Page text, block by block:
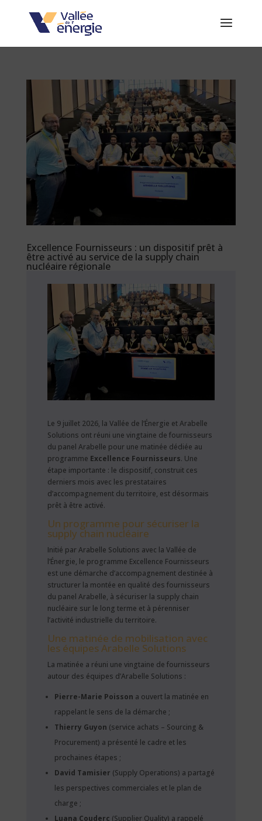
Excellence Fournisseurs : un dispositif prêt à
être activé au service de la supply chain
nucléaire régionale
Le 9 juillet 2026, la Vallée de l’Énergie et Arabelle
Solutions ont réuni une vingtaine de fournisseurs
du panel Arabelle pour une matinée dédiée au
programme Excellence Fournisseurs. Une
étape importante : le dispositif, construit ces
derniers mois avec les prestataires
d’accompagnement du territoire, est désormais
prêt à être activé.
Un programme pour sécuriser la
supply chain nucléaire
Initié par Arabelle Solutions avec la Vallée de
l’Énergie, le programme Excellence Fournisseurs
est une démarche d’accompagnement destinée à
structurer la montée en qualité des fournisseurs
du panel Arabelle, à sécuriser la supply chain
nucléaire sur le long terme et à pérenniser
l’activité industrielle du territoire.
Une matinée de mobilisation avec
les équipes Arabelle Solutions
La matinée a réuni une vingtaine de fournisseurs
autour des équipes d’Arabelle Solutions :
Pierre-Marie Poisson a ouvert la matinée en
rappelant le sens de la démarche ;
Thierry Guyon (service achats – Sourcing &
Procurement) a présenté le cadre et les
prochaines étapes ;
David Tamisier (Supply Operations) a partagé
les perspectives commerciales et le plan de
charge ;
Luana Couderc (Supplier Quality) a rappelé